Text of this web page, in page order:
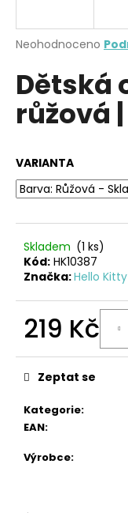
Průměrné
produktu
je
Neohodnoceno
Dětská
růžová
VARIANTA
Skladem (1 ks)
Kód: HK10387
Značka:Hello Kitty
219 Kč
cena:
Kategorie:
EAN:
Výrobce:
Zeptat se
j
t
?
D
o
p
o
u
č
u
e
m